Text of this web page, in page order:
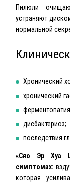
Пилюли
устраняют
нормальной
Хронический
хронический
дисбактериоз;
последствия
«Сяо Эр Хуа
симптомах:
которая